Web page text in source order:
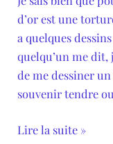
d’or est une
a quelques
quelqu’un me dit,
de me dessiner
souvenir tendre
Lire la suite »